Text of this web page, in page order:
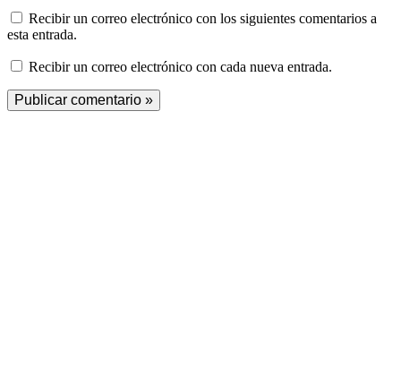
Recibir un correo electrónico con los siguientes comentarios a
esta entrada.
Recibir un correo electrónico con cada nueva entrada.